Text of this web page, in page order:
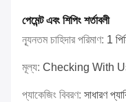
পেমেন্ট এবং শিপিং শর্তাবলী
ন্যূনতম চাহিদার পরিমাণ: 1
মূল্য: Checking With
প্যাকেজিং বিবরণ: সাধারণ